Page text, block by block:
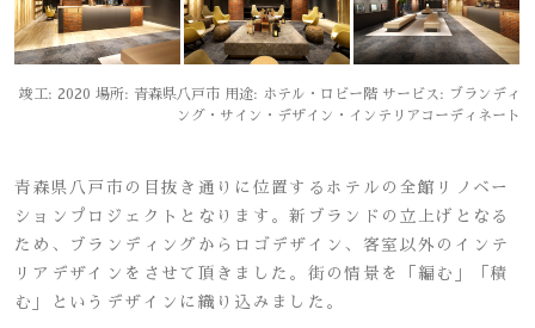
竣工: 2020 場所: 青森県八戸市 用途: ホテル・ロビー階 サービス: ブランディ
ング・サイン・デザイン・インテリアコーディネート
青森県八戸市の目抜き通りに位置するホテルの全館リノベー
ションプロジェクトとなります。新ブランドの立上げとなる
ため、ブランディングからロゴデザイン、客室以外のインテ
リアデザインをさせて頂きました。街の情景を「編む」「積
む」というデザインに織り込みました。